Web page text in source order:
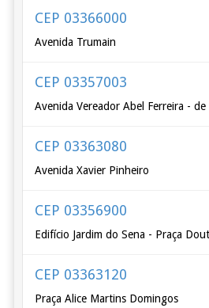
CEP 03366000
Avenida Trumain
CEP 03357003
Avenida Vereador Abel Ferreira -
CEP 03363080
Avenida Xavier Pinheiro
CEP 03356900
Edifício Jardim do Sena - Praça
CEP 03363120
Praça Alice Martins Domingos